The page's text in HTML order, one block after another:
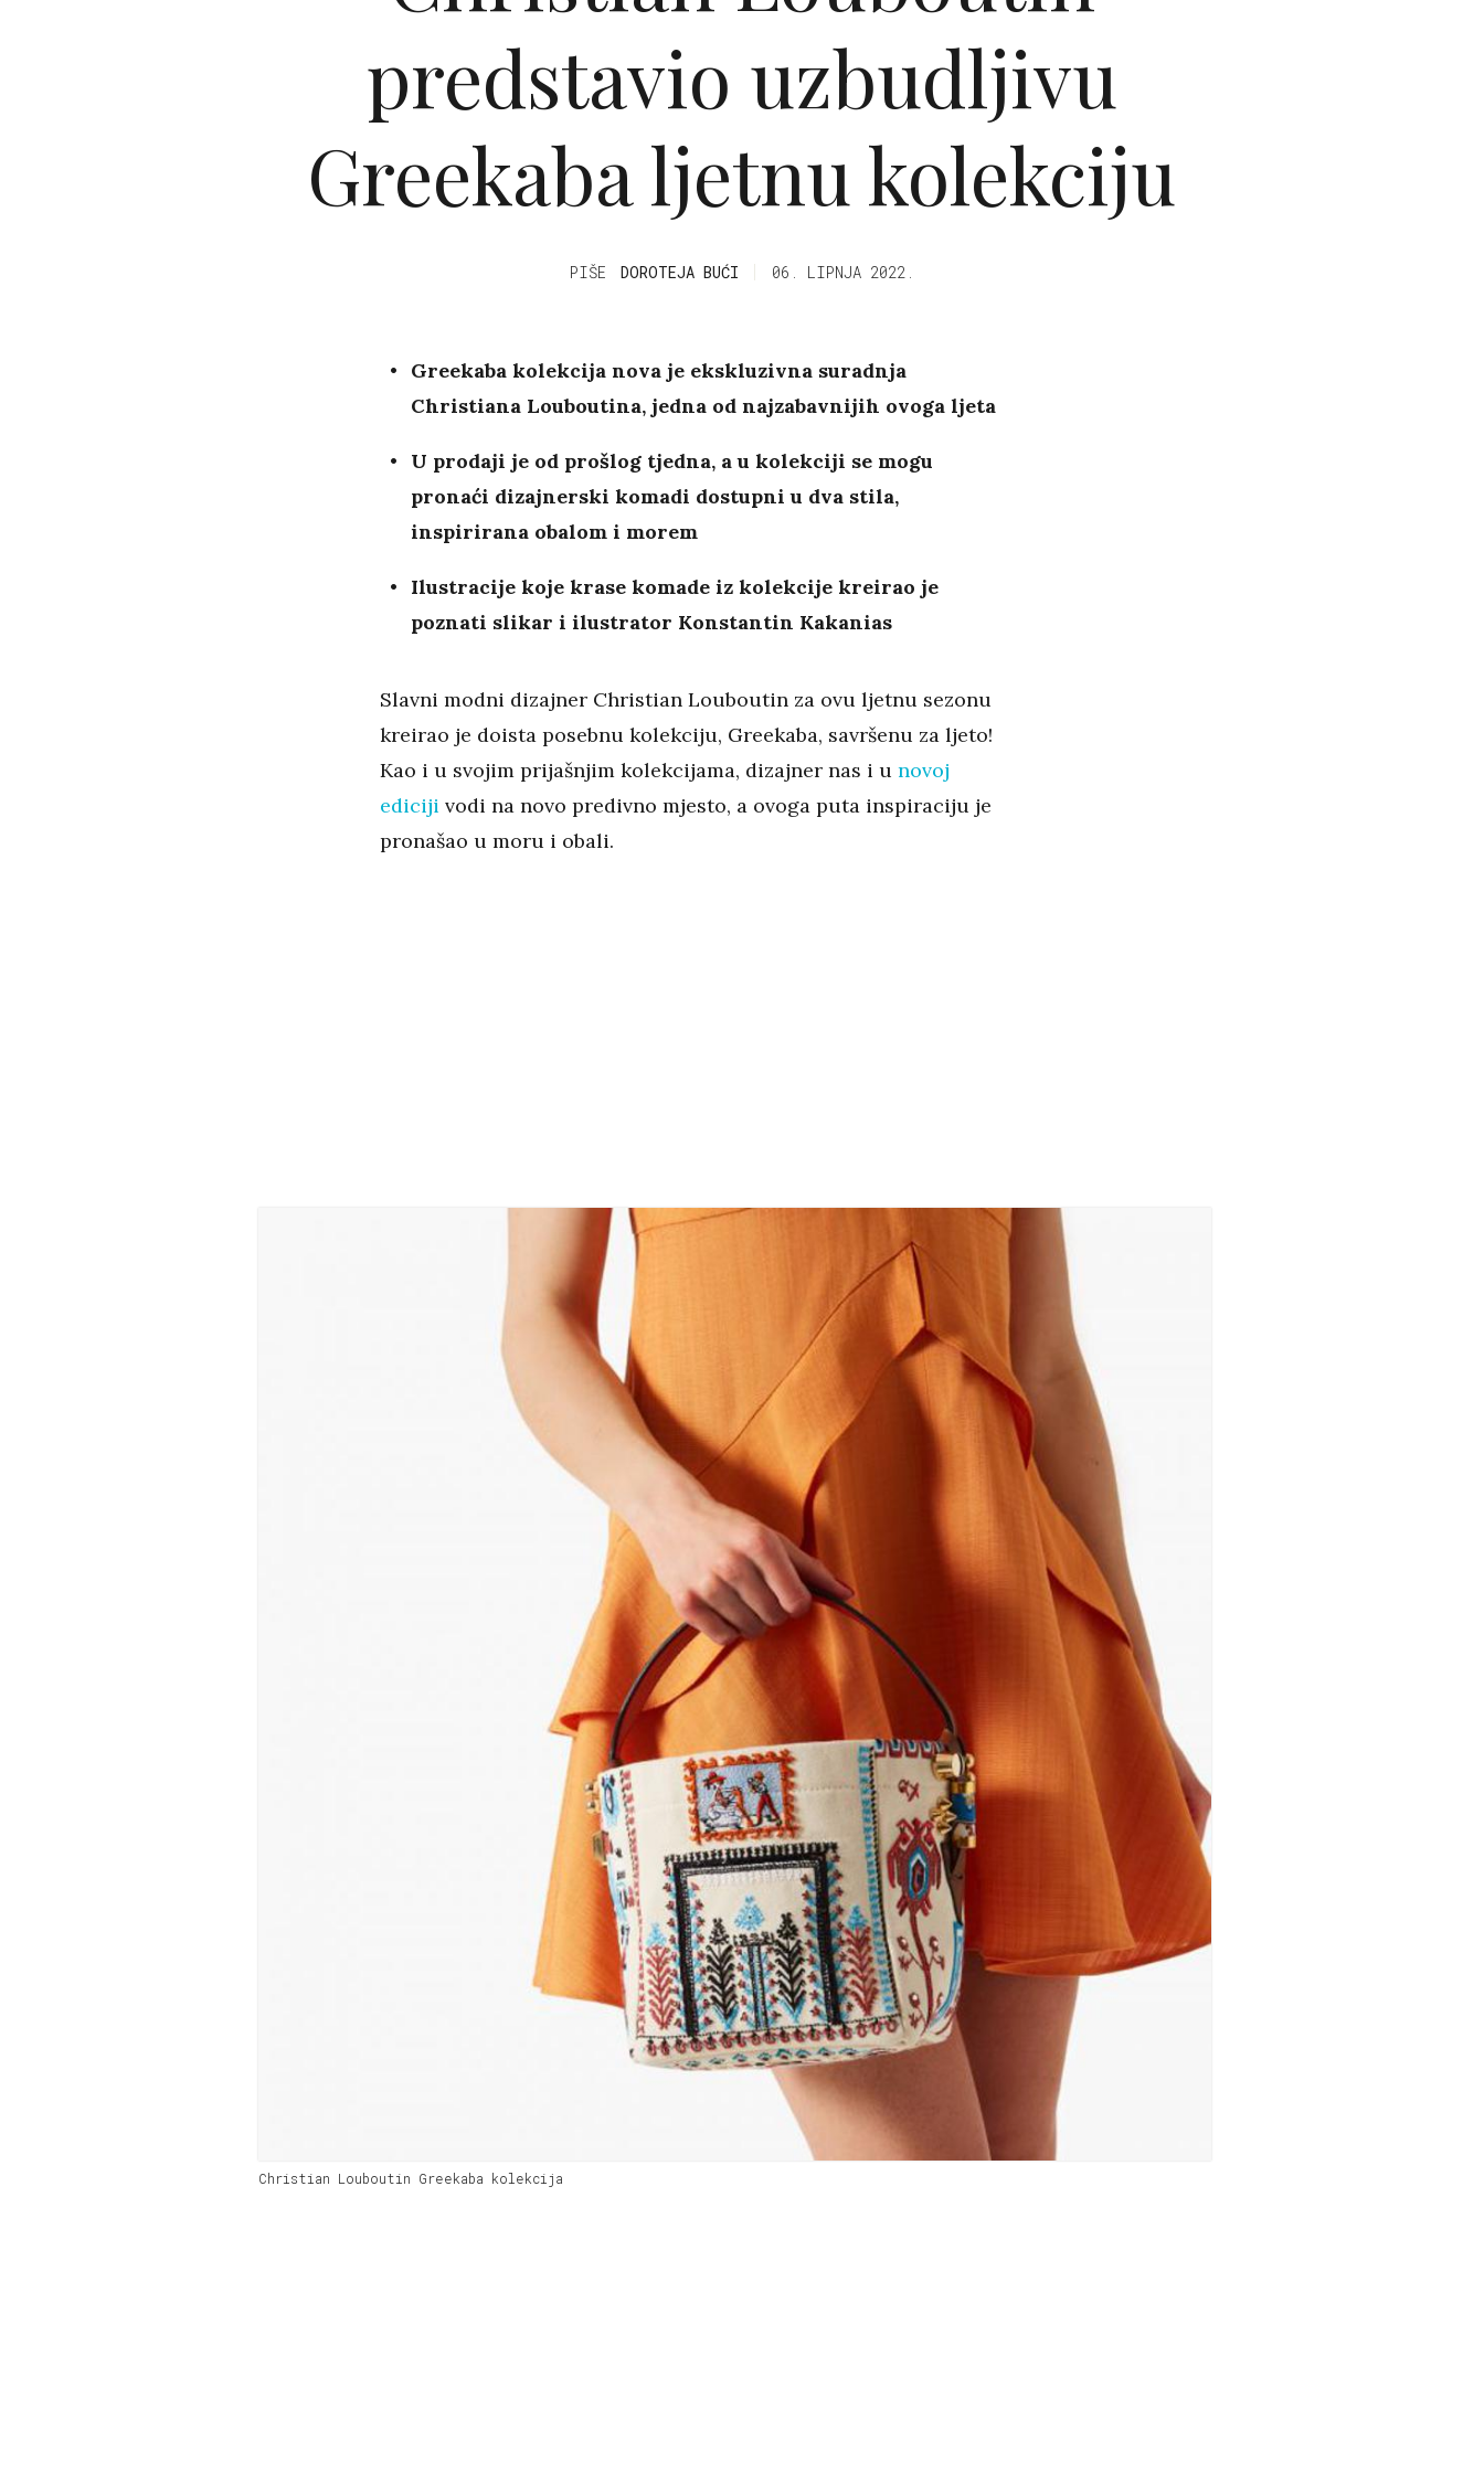
predstavio uzbudljivu
Greekaba ljetnu kolekciju
PIŠE DOROTEJA BUĆI 06. LIPNJA 2022.
Greekaba kolekcija nova je ekskluzivna suradnja
Christiana Louboutina, jedna od najzabavnijih ovoga ljeta
U prodaji je od prošlog tjedna, a u kolekciji se mogu
pronaći dizajnerski komadi dostupni u dva stila,
inspirirana obalom i morem
Ilustracije koje krase komade iz kolekcije kreirao je
poznati slikar i ilustrator Konstantin Kakanias
Slavni modni dizajner Christian Louboutin za ovu ljetnu sezonu
kreirao je doista posebnu kolekciju, Greekaba, savršenu za ljeto!
Kao i u svojim prijašnjim kolekcijama, dizajner nas i u novoj
ediciji vodi na novo predivno mjesto, a ovoga puta inspiraciju je
pronašao u moru i obali.
Christian Louboutin Greekaba kolekcija